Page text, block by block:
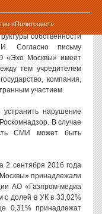
«Политсовет»нарушает
собственности
Согласно письму
«Эхо Москвы» имеет
тем учредителем
компания,
участием.
нарушение
В случае
СМИ может быть
сентября 2016 года
принадлежали
АО «Газпром-медиа
с долей в УК в 33,02%
0,31% принадлежат